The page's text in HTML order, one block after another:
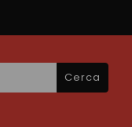
Cerca